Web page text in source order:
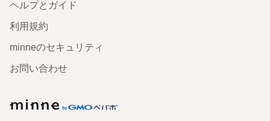
ヘルプとガイド
利用規約
minneのセキュリティ
お問い合わせ